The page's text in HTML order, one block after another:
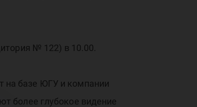
№ 122) в 10.00.
на базе ЮГУ и компании
более глубокое видение